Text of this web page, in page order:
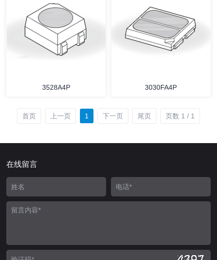
3528A4P 3030FA4P
首页 上一页 1 下一页 尾页 页数 1 / 1
在线留言